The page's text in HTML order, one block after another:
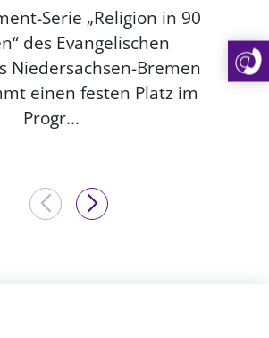
Serie „Religion in 90
des Evangelischen
Niedersachsen-Bremen
einen festen Platz im
Progr...